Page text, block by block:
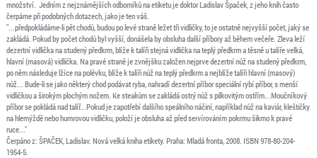
množství. Jedním z nejznámějších odborníků na etiketu je doktor Ladislav Špaček, z jeho knih často
čerpáme při podobných dotazech, jako je ten váš.
"...předpokládáme-li pět chodů, budou po levé straně ležet tři vidličky, to je ostatně nejvyšší počet, jaký se
zakládá. Pokud by počet chodů byl vyšší, donášela by obsluha další příbory až během večeře. Zleva leží
dezertní vidlička na studený předkrm, blíže k talíři stejná vidlička na teplý předkrm a těsně u talíře velká,
hlavní (masová) vidlička. Na pravé straně je zvnějšku založen nejprve dezertní nůž na studený předkrm,
po něm následuje lžíce na polévku, blíže k talíři nůž na teplý předkrm a nejblíže talíři hlavní (masový)
nůž... Bude-li se jako některý chod podávat ryba, nahradí dezertní příbor speciální rybí příbor, s menší
vidličkou a širokým plochým nožem. Ke steakům se zakládá ostrý nůž s pilkovitým ostřím...Moučníkový
příbor se pokládá nad talíř...Pokud je zapotřebí dalšího speálního náčiní, například nůž na kaviár, kleštičky
na hlemýždě nebo humrovou vidličku, položí je obsluha až před servírováním pokrmu šikmo k pravé
ruce..."
Čerpáno z: ŠPAČEK, Ladislav. Nová velká kniha etikety. Praha: Mladá fronta, 2008. ISBN 978-80-204-
1954-5.